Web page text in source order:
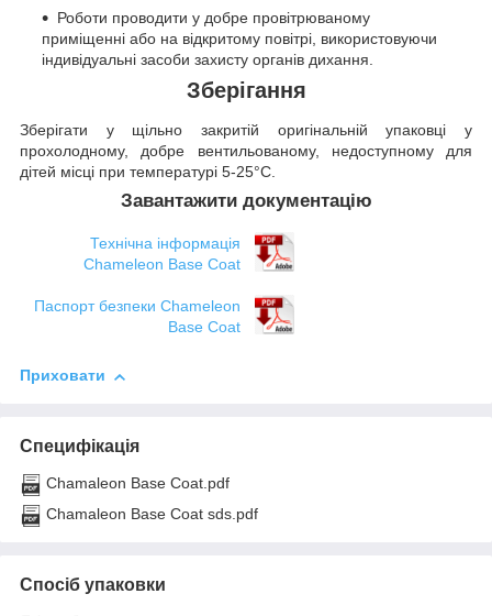
Роботи проводити у добре провітрюваному
приміщенні або на відкритому повітрі, використовуючи
індивідуальні засоби захисту органів дихання.
Зберігання
Зберігати у щільно закритій оригінальній упаковці у
прохолодному, добре вентильованому, недоступному для
дітей місці при температурі 5-25°C.
Завантажити документацію
Технічна інформація
Chameleon Base Coat
Паспорт безпеки Chameleon
Base Coat
Приховати
Специфікація
Chamaleon Base Coat.pdf
Chamaleon Base Coat sds.pdf
Спосіб упаковки